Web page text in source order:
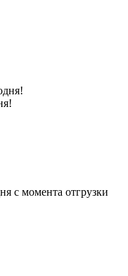
с момента отгрузки